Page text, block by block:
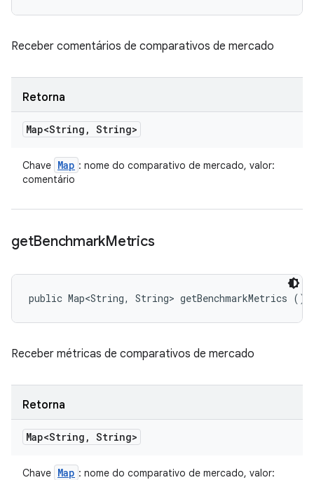
Receber comentários de comparativos de mercado
Retorna
Map<String , String>
Chave Map : nome do comparativo de mercado, valor:
comentário
getBenchmarkMetrics
public Map<String, String> getBenchmarkMetrics ()
Receber métricas de comparativos de mercado
Retorna
Map<String , String>
Chave Map : nome do comparativo de mercado, valor: